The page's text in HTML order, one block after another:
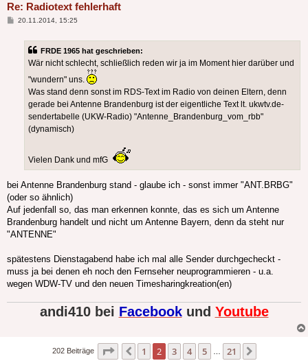
Re: Radiotext fehlerhaft
Beitrag
20.11.2014, 15:25
FRDE 1965 hat geschrieben:
Wär nicht schlecht, schließlich reden wir ja im Moment hier darüber und
"wundern" uns.
Was stand denn sonst im RDS-Text im Radio von deinen Eltern, denn
gerade bei Antenne Brandenburg ist der eigentliche Text lt. ukwtv.de-
sendertabelle (UKW-Radio) "Antenne_Brandenburg_vom_rbb"
(dynamisch)
Vielen Dank und mfG
bei Antenne Brandenburg stand - glaube ich - sonst immer "ANT.BRBG"
(oder so ähnlich)
Auf jedenfall so, das man erkennen konnte, das es sich um Antenne
Brandenburg handelt und nicht um Antenne Bayern, denn da steht nur
"ANTENNE"
spätestens Dienstagabend habe ich mal alle Sender durchgecheckt -
muss ja bei denen eh noch den Fernseher neuprogrammieren - u.a.
wegen WDW-TV und den neuen Timesharingkreation(en)
andi410 bei Facebookund Youtube
202 Beiträge Seite von
Vorherige
1 2 3 4 5 21